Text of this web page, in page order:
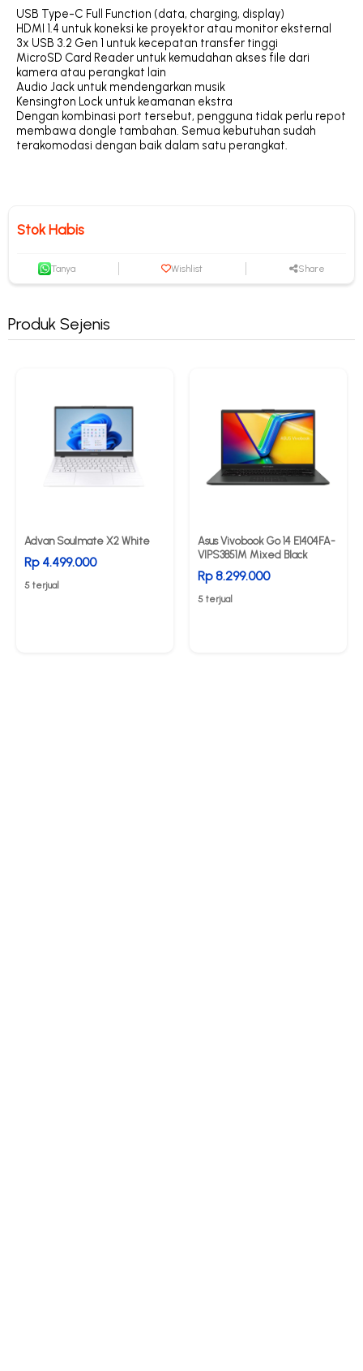
USB Type-C Full Function (data, charging, display)
HDMI 1.4 untuk koneksi ke proyektor atau monitor eksternal
3x USB 3.2 Gen 1 untuk kecepatan transfer tinggi
MicroSD Card Reader untuk kemudahan akses file dari
kamera atau perangkat lain
Audio Jack untuk mendengarkan musik
Kensington Lock untuk keamanan ekstra
Dengan kombinasi port tersebut, pengguna tidak perlu repot
membawa dongle tambahan. Semua kebutuhan sudah
terakomodasi dengan baik dalam satu perangkat.
Stok Habis
Tanya Wishlist Share
Produk Sejenis
Advan Soulmate X2 White
Rp 4.499.000
5 terjual
Asus Vivobook Go 14 E1404FA-
VIPS3851M Mixed Black
Rp 8.299.000
5 terjual